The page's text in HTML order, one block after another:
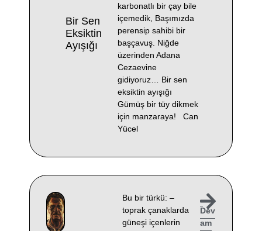
Bir Sen
Eksiktin
Ayışığı
karbonatlı bir çay bile
içemedik, Başımızda
perensip sahibi bir
başçavuş. Niğde
üzerinden Adana
Cezaevine
gidiyoruz… Bir sen
eksiktin ayışığı
Gümüş bir tüy dikmek
için manzaraya! Can
Yücel
Bu bir türkü: –
toprak çanaklarda
güneşi içenlerin
Dev
am